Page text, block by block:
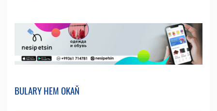
BULARY HEM OKAŇ